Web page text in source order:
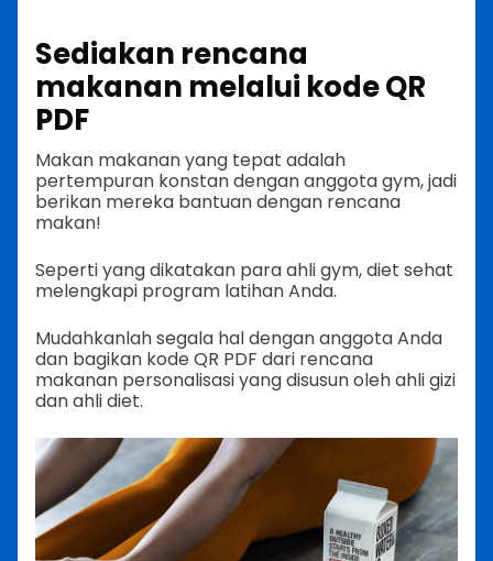
Sediakan rencana
makanan melalui kode QR
PDF
Makan makanan yang tepat adalah
pertempuran konstan dengan anggota gym, jadi
berikan mereka bantuan dengan rencana
makan!
Seperti yang dikatakan para ahli gym, diet sehat
melengkapi program latihan Anda.
Mudahkanlah segala hal dengan anggota Anda
dan bagikan kode QR PDF dari rencana
makanan personalisasi yang disusun oleh ahli gizi
dan ahli diet.